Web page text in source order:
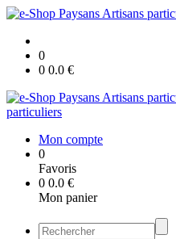
0
0 0.0 €
particuliers
Mon compte
0
Favoris
0 0.0 €
Mon panier